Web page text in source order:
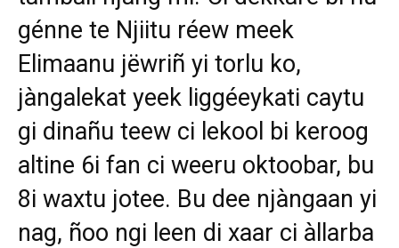
génne te Njiitu réew meek
Elimaanu jëwriñ yi torlu ko,
jàngalekat yeek liggéeykati caytu
gi dinañu teew ci lekool bi keroog
altine 6i fan ci weeru oktoobar, bu
8i waxtu jotee. Bu dee njàngaan yi
nag, ñoo ngi leen di xaar ci àllarba